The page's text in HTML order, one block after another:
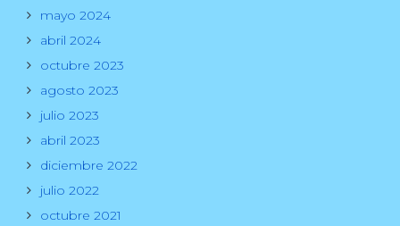
mayo 2024
abril 2024
octubre 2023
agosto 2023
julio 2023
abril 2023
diciembre 2022
julio 2022
octubre 2021